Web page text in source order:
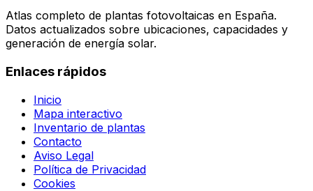
Atlas completo de plantas fotovoltaicas en España.
Datos actualizados sobre ubicaciones, capacidades y
generación de energía solar.
Enlaces rápidos
Inicio
Mapa interactivo
Inventario de plantas
Contacto
Aviso Legal
Política de Privacidad
Cookies